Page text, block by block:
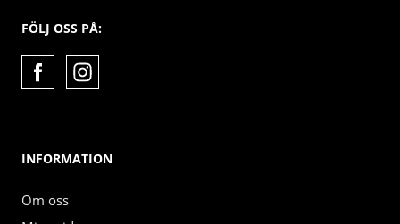
FÖLJ OSS PÅ:
INFORMATION
Om oss